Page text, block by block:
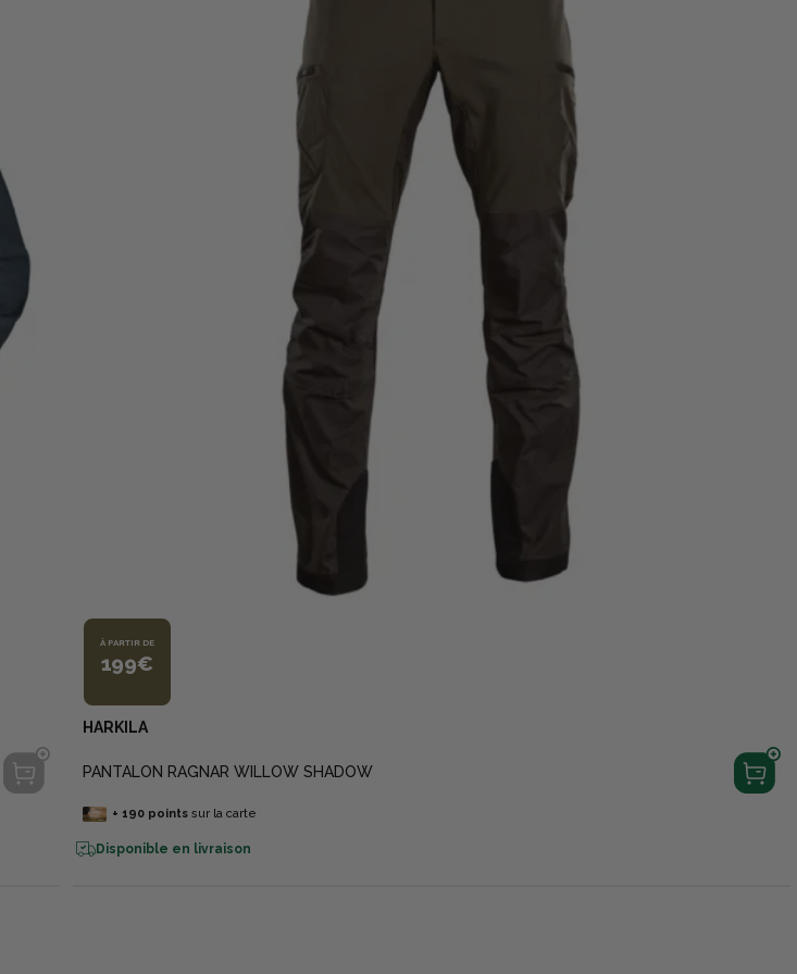
À PARTIR DE
199€
HARKILA
PANTALON RAGNAR WILLOW SHADOW
+ 190pointssur la carte
Disponible en livraison